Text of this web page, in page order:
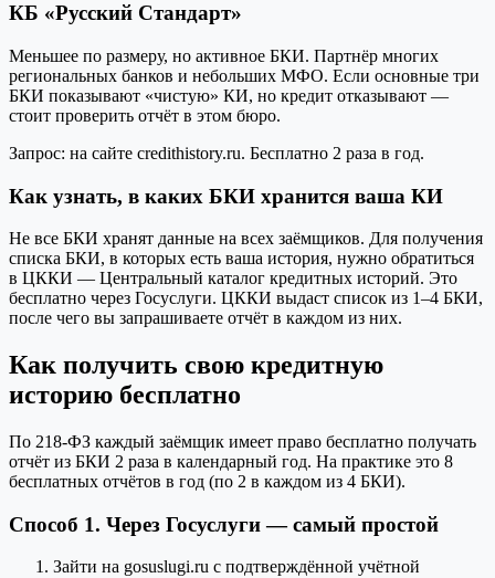
КБ «Русский Стандарт»
Меньшее по размеру, но активное БКИ. Партнёр многих
региональных банков и небольших МФО. Если основные три
БКИ показывают «чистую» КИ, но кредит отказывают —
стоит проверить отчёт в этом бюро.
Запрос: на сайте credithistory.ru. Бесплатно 2 раза в год.
Как узнать, в каких БКИ хранится ваша КИ
Не все БКИ хранят данные на всех заёмщиков. Для получения
списка БКИ, в которых есть ваша история, нужно обратиться
в ЦККИ — Центральный каталог кредитных историй. Это
бесплатно через Госуслуги. ЦККИ выдаст список из 1–4 БКИ,
после чего вы запрашиваете отчёт в каждом из них.
Как получить свою кредитную
историю бесплатно
По 218-ФЗ каждый заёмщик имеет право бесплатно получать
отчёт из БКИ 2 раза в календарный год. На практике это 8
бесплатных отчётов в год (по 2 в каждом из 4 БКИ).
Способ 1. Через Госуслуги — самый простой
Зайти на gosuslugi.ru с подтверждённой учётной